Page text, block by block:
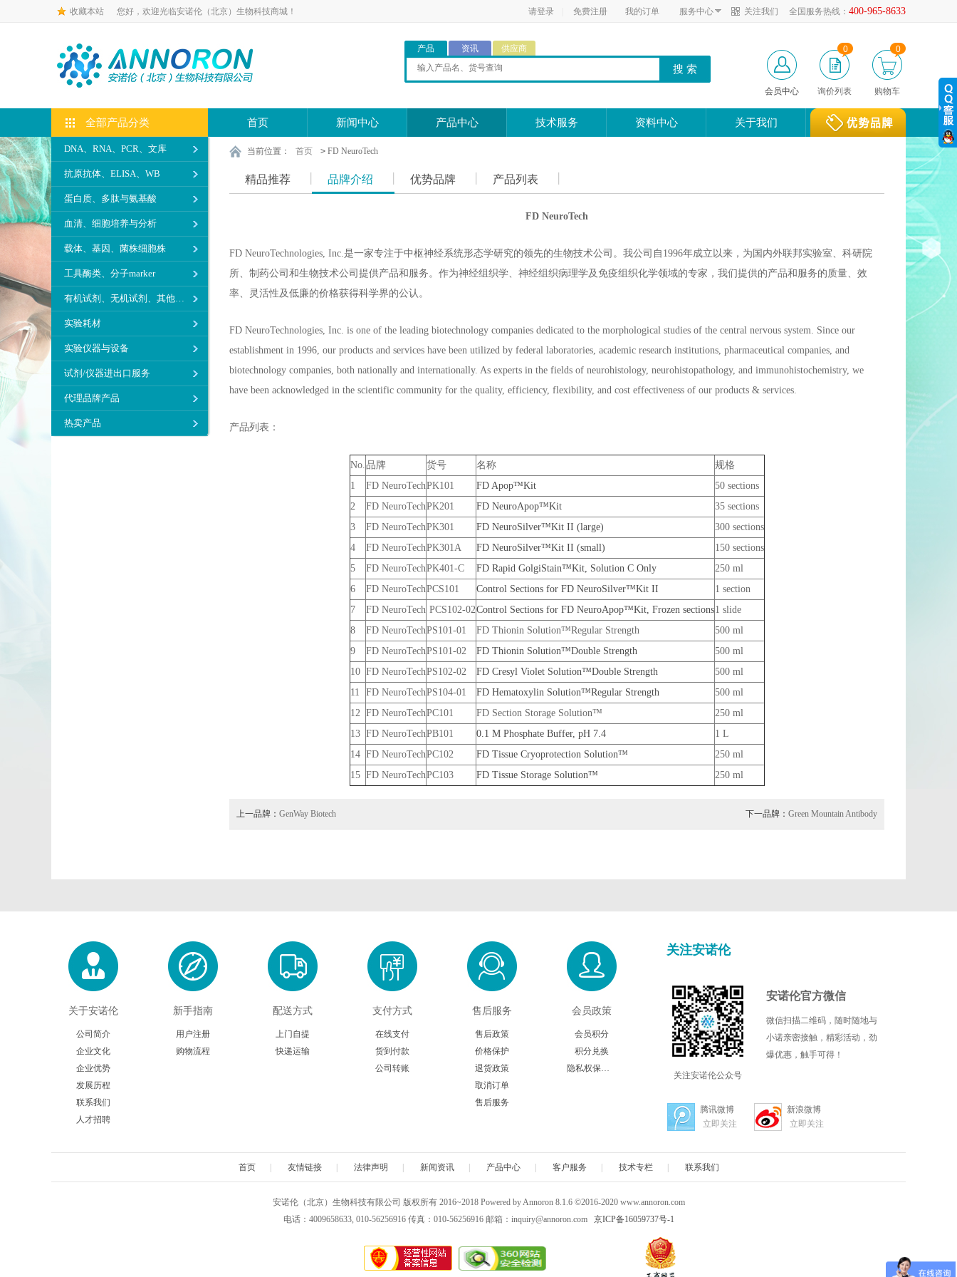
收藏本站 您好，欢迎光临安诺伦（北京）生物科技商城！ 全国服务热线： 400-965-8633
关注我们
服务中心
请登录 免费注册 我的订单
产品 资讯 供应商
会员中心 询价列表
0
购物车
0
全部产品分类
DNA、RNA、PCR、文库
抗原抗体、ELISA、WB
蛋白质、多肽与氨基酸
血清、细胞培养与分析
载体、基因、菌株细胞株
工具酶类、分子marker
有机试剂、无机试剂、其他生化试剂
实验耗材
实验仪器与设备
试剂/仪器进出口服务
代理品牌产品
热卖产品
首页 新闻中心 产品中心 技术服务 资料中心 关于我们
当前位置： 首页 > FD NeuroTech
精品推荐 品牌介绍 优势品牌 产品列表
FD NeuroTech
FD NeuroTechnologies, Inc.是一家专注于中枢神经系统形态学研究的领先的生物技术公司。我公司自1996年成立以来，为国内外联邦实验室、科研院
所、制药公司和生物技术公司提供产品和服务。作为神经组织学、神经组织病理学及免疫组织化学领域的专家，我们提供的产品和服务的质量、效
率、灵活性及低廉的价格获得科学界的公认。
FD NeuroTechnologies, Inc. is one of the leading biotechnology companies dedicated to the morphological studies of the central nervous system. Since our
establishment in 1996, our products and services have been utilized by federal laboratories, academic research institutions, pharmaceutical companies, and
biotechnology companies, both nationally and internationally. As experts in the fields of neurohistology, neurohistopathology, and immunohistochemistry, we
have been acknowledged in the scientific community for the quality, efficiency, flexibility, and cost effectiveness of our products & services.
产品列表：
No.品牌 货号 名称
规格
1
FD NeuroTechPK101 FD Apop™Kit
50 sections
2
FD NeuroTechPK201 FD NeuroApop™Kit
35 sections
3
FD NeuroTechPK301 FD NeuroSilver™Kit II (large)
300 sections
4
FD NeuroTechPK301A FD NeuroSilver™Kit II (small)
150 sections
5
FD NeuroTechPK401-C FD Rapid GolgiStain™Kit, Solution C Only
250 ml
6
FD NeuroTechPCS101 Control Sections for FD NeuroSilver™Kit II
1 section
7
FD NeuroTech PCS102-02Control Sections for FD NeuroApop™Kit, Frozen sections1 slide
8
FD NeuroTechPS101-01 FD Thionin Solution™Regular Strength
500 ml
9
FD NeuroTechPS101-02 FD Thionin Solution™Double Strength
500 ml
10 FD NeuroTechPS102-02 FD Cresyl Violet Solution™Double Strength
500 ml
11
FD NeuroTechPS104-01 FD Hematoxylin Solution™Regular Strength
500 ml
12 FD NeuroTechPC101 FD Section Storage Solution™
250 ml
13 FD NeuroTechPB101 0.1 M Phosphate Buffer, pH 7.4
1 L
14 FD NeuroTechPC102 FD Tissue Cryoprotection Solution™
250 ml
15 FD NeuroTechPC103 FD Tissue Storage Solution™ 250 ml
上一品牌： GenWay Biotech 下一品牌： Green Mountain Antibody
关于安诺伦
公司简介
企业文化
企业优势
发展历程
联系我们
人才招聘
新手指南
用户注册
购物流程
配送方式
上门自提
快递运输
支付方式
在线支付
货到付款
公司转账
售后服务
售后政策
价格保护
退货政策
取消订单
售后服务
会员政策
会员积分
积分兑换
隐私权保护声明
关注安诺伦
关注安诺伦公众号
安诺伦官方微信
微信扫描二维码，随时随地与
小诺亲密接触，精彩活动，劲
爆优惠，触手可得！
腾讯微博
立即关注
新浪微博
立即关注
首页 友情链接 法律声明 新闻资讯 产品中心 客户服务 技术专栏 联系我们
安诺伦（北京）生物科技有限公司 版权所有 2016~2018 Powered by Annoron 8.1.6 ©2016-2020 www.annoron.com
电话：4009658633, 010-56256916 传真：010-56256916 邮箱：inquiry@annoron.com 京ICP备16059737号-1